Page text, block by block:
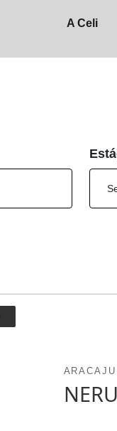
A Celi